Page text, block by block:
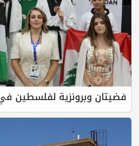
فضيتان وبرونزية لفلسطين